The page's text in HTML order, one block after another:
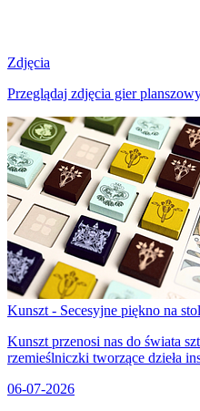
Zdjęcia
Przeglądaj zdjęcia gier
Kunszt - Secesyjne piękno na
Kunszt przenosi nas do świata
rzemieślniczki tworzące dzieła
06-07-2026